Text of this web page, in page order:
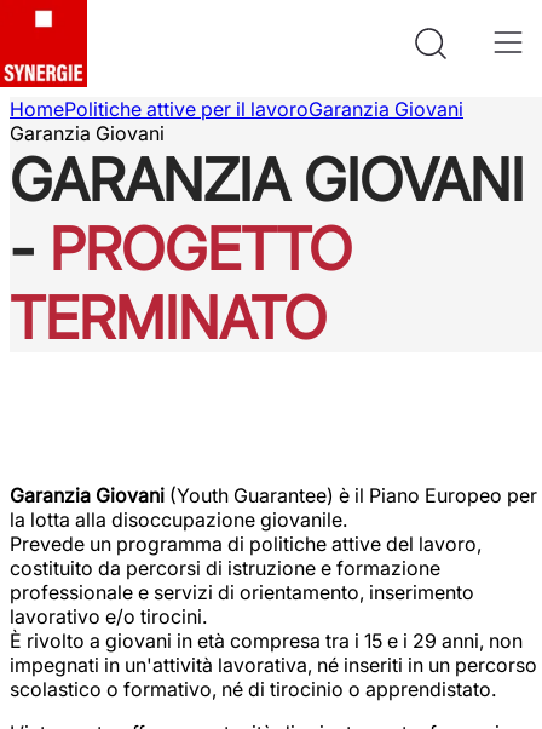
HomePolitiche attive per il lavoroGaranzia Giovani
Garanzia Giovani
GARANZIA GIOVANI
- PROGETTO
TERMINATO
Garanzia Giovani (Youth Guarantee) è il Piano Europeo per
la lotta alla disoccupazione giovanile.
Prevede un programma di politiche attive del lavoro,
costituito da percorsi di istruzione e formazione
professionale e servizi di orientamento, inserimento
lavorativo e/o tirocini.
È rivolto a giovani in età compresa tra i 15 e i 29 anni, non
impegnati in un'attività lavorativa, né inseriti in un percorso
scolastico o formativo, né di tirocinio o apprendistato.